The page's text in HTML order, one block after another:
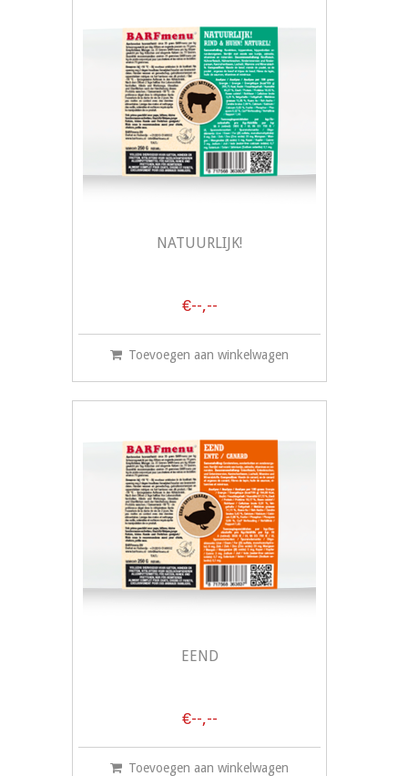
NATUURLIJK!
€--,--
Toevoegen aan winkelwagen
EEND
€--,--
Toevoegen aan winkelwagen